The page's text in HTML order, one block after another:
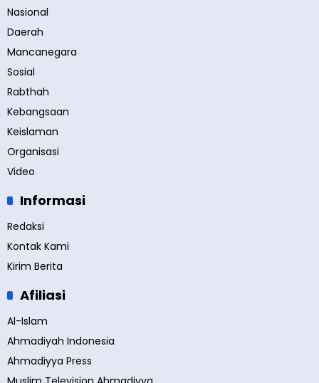
Nasional
Daerah
Mancanegara
Sosial
Rabthah
Kebangsaan
Keislaman
Organisasi
Video
Informasi
Redaksi
Kontak Kami
Kirim Berita
Afiliasi
Al-Islam
Ahmadiyah Indonesia
Ahmadiyya Press